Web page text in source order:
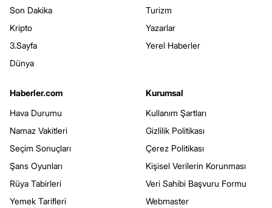
Son Dakika
Kripto
3.Sayfa
Dünya
Turizm
Yazarlar
Yerel Haberler
Haberler.com
Hava Durumu
Namaz Vakitleri
Seçim Sonuçları
Şans Oyunları
Rüya Tabirleri
Yemek Tarifleri
Kurumsal
Kullanım Şartları
Gizlilik Politikası
Çerez Politikası
Kişisel Verilerin Korunması
Veri Sahibi Başvuru Formu
Webmaster